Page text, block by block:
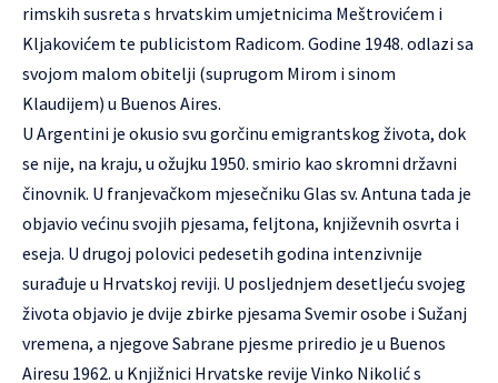
rimskih susreta s hrvatskim umjetnicima Meštrovićem i
Kljakovićem te publicistom Radicom. Godine 1948. odlazi sa
svojom malom obitelji (suprugom Mirom i sinom
Klaudijem) u Buenos Aires.
U Argentini je okusio svu gorčinu emigrantskog života, dok
se nije, na kraju, u ožujku 1950. smirio kao skromni državni
činovnik. U franjevačkom mjesečniku Glas sv. Antuna tada je
objavio većinu svojih pjesama, feljtona, književnih osvrta i
eseja. U drugoj polovici pedesetih godina intenzivnije
surađuje u Hrvatskoj reviji. U posljednjem desetljeću svojeg
života objavio je dvije zbirke pjesama Svemir osobe i Sužanj
vremena, a njegove Sabrane pjesme priredio je u Buenos
Airesu 1962. u Knjižnici Hrvatske revije Vinko Nikolić s